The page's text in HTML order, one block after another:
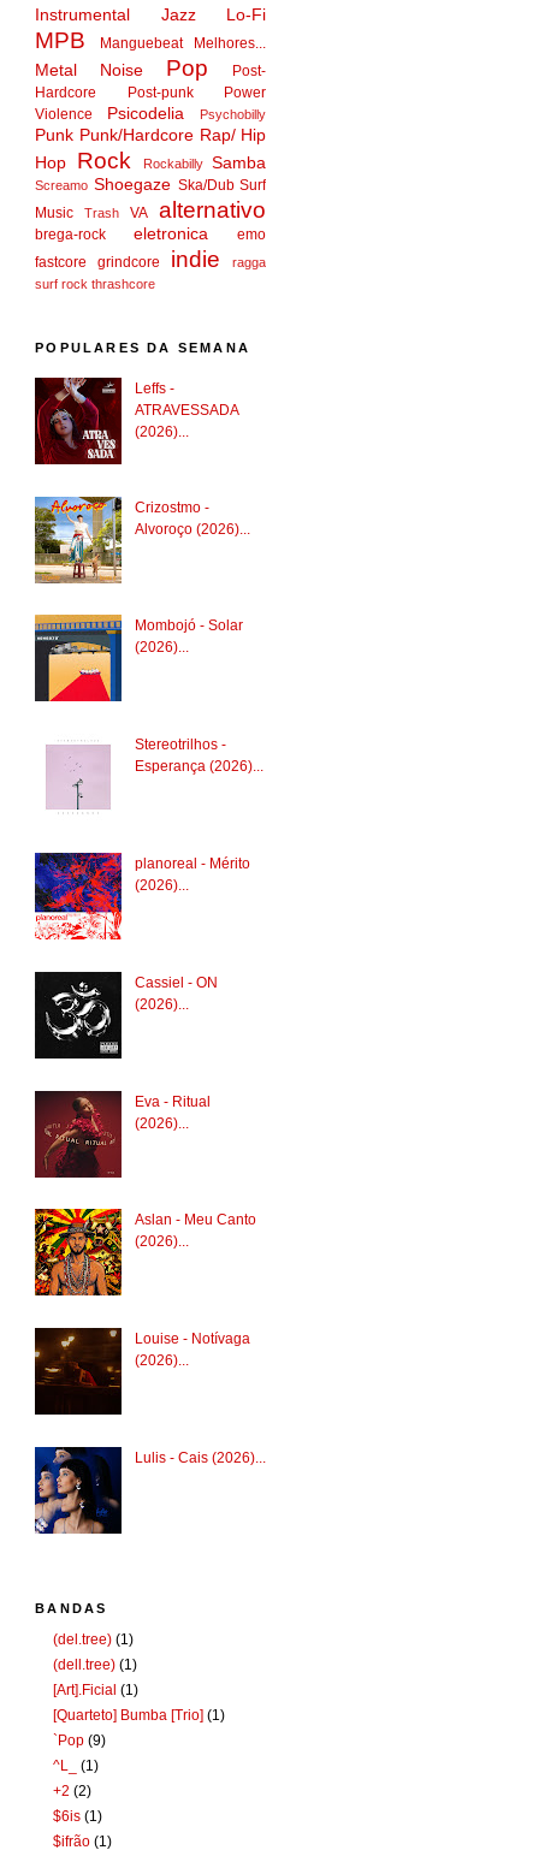
Instrumental Jazz Lo-Fi
MPB Manguebeat Melhores...
Metal Noise Pop
Post-
Hardcore
Post-punk
Power
Violence
Psicodelia Psychobilly
Punk Punk/Hardcore Rap/ Hip
Hop
Rock Rockabilly Samba
Screamo Shoegaze Ska/Dub Surf
Music
Trash VA alternativo
brega-rock eletronica
emo
fastcore
grindcore indie
ragga
surf rock thrashcore
POPULARES DA SEMANA
Leffs -
ATRAVESSADA
(2026)...
Crizostmo -
Alvoroço (2026)...
Mombojó - Solar
(2026)...
Stereotrilhos -
Esperança (2026)...
planoreal - Mérito
(2026)...
Cassiel - ON
(2026)...
Eva - Ritual
(2026)...
Aslan - Meu Canto
(2026)...
Louise - Notívaga
(2026)...
Lulis - Cais (2026)...
BANDAS
(del.tree) (1)
(dell.tree) (1)
[Art].Ficial (1)
[Quarteto] Bumba [Trio] (1)
`Pop (9)
^L_
(1)
+2 (2)
$6is (1)
$ifrão (1)